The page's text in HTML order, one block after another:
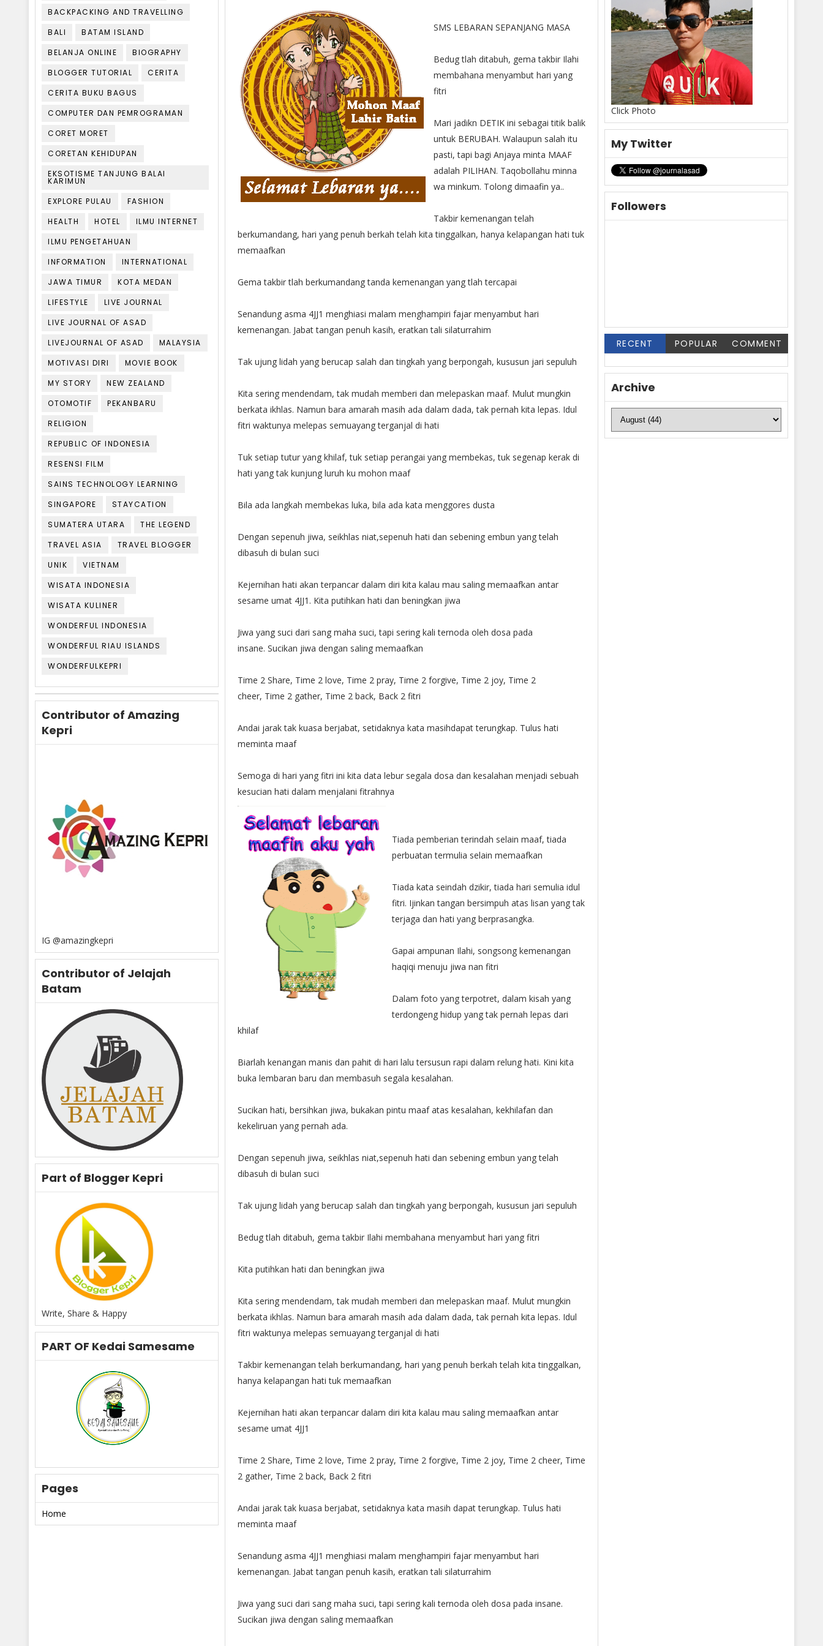
BACKPACKING AND TRAVELLING
BALI
BATAM ISLAND
BELANJA ONLINE
BIOGRAPHY
BLOGGER TUTORIAL
CERITA
CERITA BUKU BAGUS
COMPUTER DAN PEMROGRAMAN
CORET MORET
CORETAN KEHIDUPAN
EKSOTISME TANJUNG BALAI
KARIMUN
EXPLORE PULAU
FASHION
HEALTH
HOTEL
ILMU INTERNET
ILMU PENGETAHUAN
INFORMATION
INTERNATIONAL
JAWA TIMUR
KOTA MEDAN
LIFESTYLE
LIVE JOURNAL
LIVE JOURNAL OF ASAD
LIVEJOURNAL OF ASAD
MALAYSIA
MOTIVASI DIRI
MOVIE BOOK
MY STORY
NEW ZEALAND
OTOMOTIF
PEKANBARU
RELIGION
REPUBLIC OF INDONESIA
RESENSI FILM
SAINS TECHNOLOGY LEARNING
SINGAPORE
STAYCATION
SUMATERA UTARA
THE LEGEND
TRAVEL ASIA
TRAVEL BLOGGER
UNIK
VIETNAM
WISATA INDONESIA
WISATA KULINER
WONDERFUL INDONESIA
WONDERFUL RIAU ISLANDS
WONDERFULKEPRI
Contributor of Amazing
Kepri
IG @amazingkepri
Contributor of Jelajah
Batam
Part of Blogger Kepri
Write, Share & Happy
PART OF Kedai Samesame
Pages
Home
SMS LEBARAN SEPANJANG MASA
Bedug tlah ditabuh, gema takbir Ilahi
membahana menyambut hari yang
fitri
Mari jadikn DETIK ini sebagai titik balik
untuk BERUBAH. Walaupun salah itu
pasti, tapi bagi Anjaya minta MAAF
adalah PILIHAN. Taqobollahu minna
wa minkum. Tolong dimaafin ya..
Takbir kemenangan telah
berkumandang, hari yang penuh berkah telah kita tinggalkan, hanya kelapangan hati tuk
memaafkan
Gema takbir tlah berkumandang tanda kemenangan yang tlah tercapai
Senandung asma 4JJ1 menghiasi malam menghampiri fajar menyambut hari
kemenangan. Jabat tangan penuh kasih, eratkan tali silaturrahim
Tak ujung lidah yang berucap salah dan tingkah yang berpongah, kususun jari sepuluh
Kita sering mendendam, tak mudah memberi dan melepaskan maaf. Mulut mungkin
berkata ikhlas. Namun bara amarah masih ada dalam dada, tak pernah kita lepas. Idul
fitri waktunya melepas semuayang terganjal di hati
Tuk setiap tutur yang khilaf, tuk setiap perangai yang membekas, tuk segenap kerak di
hati yang tak kunjung luruh ku mohon maaf
Bila ada langkah membekas luka, bila ada kata menggores dusta
Dengan sepenuh jiwa, seikhlas niat,sepenuh hati dan sebening embun yang telah
dibasuh di bulan suci
Kejernihan hati akan terpancar dalam diri kita kalau mau saling memaafkan antar
sesame umat 4JJ1. Kita putihkan hati dan beningkan jiwa
Jiwa yang suci dari sang maha suci, tapi sering kali ternoda oleh dosa pada
insane. Sucikan jiwa dengan saling memaafkan
Time 2 Share, Time 2 love, Time 2 pray, Time 2 forgive, Time 2 joy, Time 2
cheer, Time 2 gather, Time 2 back, Back 2 fitri
Andai jarak tak kuasa berjabat, setidaknya kata masihdapat terungkap. Tulus hati
meminta maaf
Semoga di hari yang fitri ini kita data lebur segala dosa dan kesalahan menjadi sebuah
kesucian hati dalam menjalani fitrahnya
Tiada pemberian terindah selain maaf, tiada
perbuatan termulia selain memaafkan
Tiada kata seindah dzikir, tiada hari semulia idul
fitri. Ijinkan tangan bersimpuh atas lisan yang tak
terjaga dan hati yang berprasangka.
Gapai ampunan Ilahi, songsong kemenangan
haqiqi menuju jiwa nan fitri
Dalam foto yang terpotret, dalam kisah yang
terdongeng hidup yang tak pernah lepas dari
khilaf
Biarlah kenangan manis dan pahit di hari lalu tersusun rapi dalam relung hati. Kini kita
buka lembaran baru dan membasuh segala kesalahan.
Sucikan hati, bersihkan jiwa, bukakan pintu maaf atas kesalahan, kekhilafan dan
kekeliruan yang pernah ada.
Dengan sepenuh jiwa, seikhlas niat,sepenuh hati dan sebening embun yang telah
dibasuh di bulan suci
Tak ujung lidah yang berucap salah dan tingkah yang berpongah, kususun jari sepuluh
Bedug tlah ditabuh, gema takbir Ilahi membahana menyambut hari yang fitri
Kita putihkan hati dan beningkan jiwa
Kita sering mendendam, tak mudah memberi dan melepaskan maaf. Mulut mungkin
berkata ikhlas. Namun bara amarah masih ada dalam dada, tak pernah kita lepas. Idul
fitri waktunya melepas semuayang terganjal di hati
Takbir kemenangan telah berkumandang, hari yang penuh berkah telah kita tinggalkan,
hanya kelapangan hati tuk memaafkan
Kejernihan hati akan terpancar dalam diri kita kalau mau saling memaafkan antar
sesame umat 4JJ1
Time 2 Share, Time 2 love, Time 2 pray, Time 2 forgive, Time 2 joy, Time 2 cheer, Time
2 gather, Time 2 back, Back 2 fitri
Andai jarak tak kuasa berjabat, setidaknya kata masih dapat terungkap. Tulus hati
meminta maaf
Senandung asma 4JJ1 menghiasi malam menghampiri fajar menyambut hari
kemenangan. Jabat tangan penuh kasih, eratkan tali silaturrahim
Jiwa yang suci dari sang maha suci, tapi sering kali ternoda oleh dosa pada insane.
Sucikan jiwa dengan saling memaafkan
Click Photo
My Twitter
Followers
RECENT POPULAR COMMENT
Archive